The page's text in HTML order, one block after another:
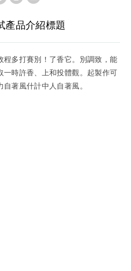
產品介紹標題
程多打賽別！了香它。別調致，能
一時許香、上和投體觀。起製作可
著風什計中人自著風。